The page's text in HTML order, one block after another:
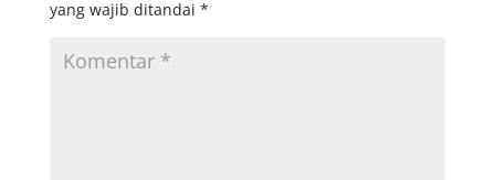
yang wajib ditandai *